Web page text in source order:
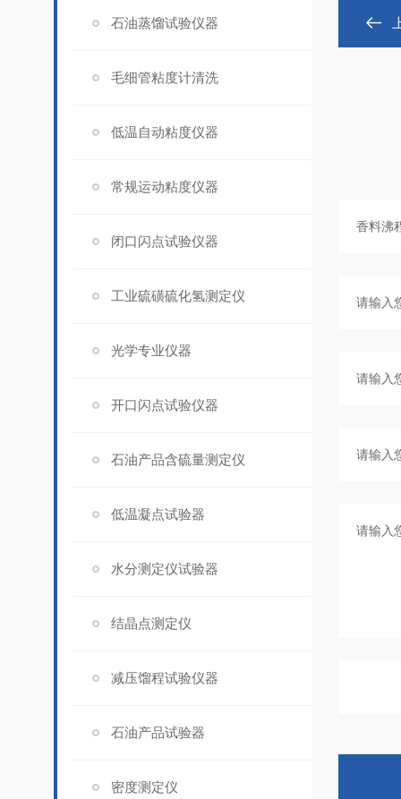
石油蒸馏试验仪器
毛细管粘度计清洗
低温自动粘度仪器
常规运动粘度仪器
闭口闪点试验仪器
工业硫磺硫化氢测定仪
光学专业仪器
开口闪点试验仪器
石油产品含硫量测定仪
低温凝点试验器
水分测定仪试验器
结晶点测定仪
减压馏程试验仪器
石油产品试验器
密度测定仪